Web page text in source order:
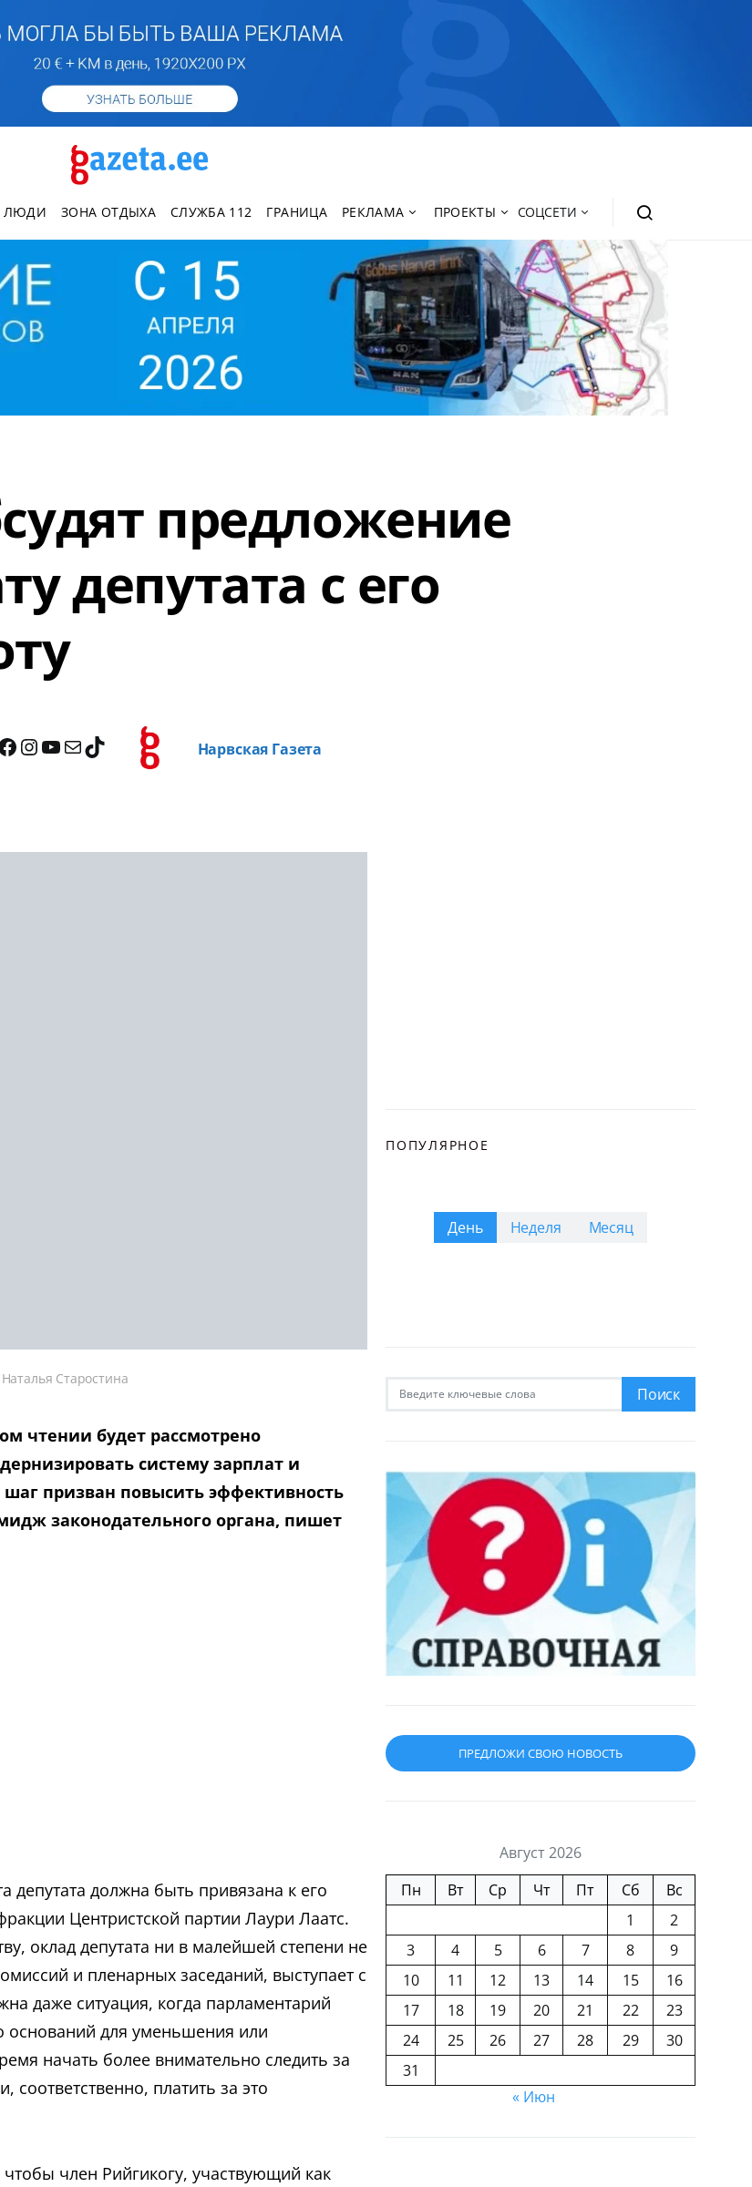
ЛЮДИ ЗОНА ОТДЫХА СЛУЖБА 112 ГРАНИЦА РЕКЛАМА ПРОЕКТЫ СОЦСЕТИ
предложение
депутата с его
Нарвская Газета
ПОПУЛЯРНОЕ
День Неделя Месяц
Искать: Поиск
ПРЕДЛОЖИ СВОЮ НОВОСТЬ
Август 2026
Пн
Вт Ср Чт Пт Сб
Вс
1
2
3
4 5 6 7 8
9
10
11 12 13 14 15
16
17
18 19 20 21 22
23
24
25 26 27 28 29
30
31
« Июн
Старостина
чтении будет рассмотрено
систему зарплат и
призван повысить эффективность
законодательного органа, пишет
депутата должна быть привязана к его
Центристской партии Лаури Лаатс.
оклад депутата ни в малейшей степени не
и пленарных заседаний, выступает с
даже ситуация, когда парламентарий
оснований для уменьшения или
начать более внимательно следить за
соответственно, платить за это
член Рийгикогу, участвующий как